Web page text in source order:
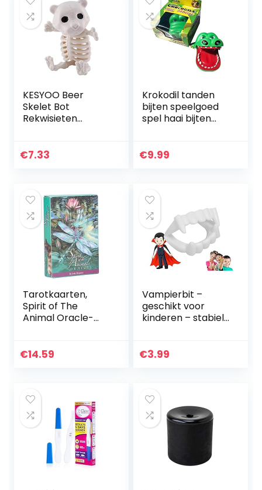
KESYOO Beer
Skelet Bot
Rekwisieten
Figuren Botten
€7.33
Krokodil tanden
bijten speelgoed
spel haai bijten
grappige
€9.99
Tarotkaarten,
Spirit of The
Animal Oracle-
52-delige Oracle
€14.59
Vampierbit –
geschikt voor
kinderen – stabiel
Halloween Dracula
€3.99